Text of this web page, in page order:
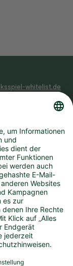
whitelist.de
erteilt durch
machen! Hilfe und
oderwww.check-